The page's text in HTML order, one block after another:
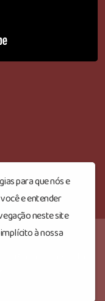
para que nós e
e entender
neste site
à nossa
reservados.